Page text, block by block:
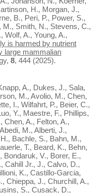
H., Morgan, J.,
B., Peri, P., Power, S.,
M., Smith, N., Stevens, C.,
Wolf, A., Young, A.,
is harmed by nutrient
large mammalian
8, 444 (2025).
A., Dukes, J., Sala,
M., Avolio, M., Chen,
I., Wilfahrt, P., Beier, C.,
Y., Maestre, F., Phillips,
Chen, A., Felton, A.,
M., Alberti, J.,
Bachle, S., Bahn, M.,
T., Beard, K., Behn,
Bondaruk, V., Borer, E.,
Cahill Jr., J., Calvo, D.,
K., Castillo-Garcia,
Chieppa, J., Churchill, A.,
S., Cusack, D.,